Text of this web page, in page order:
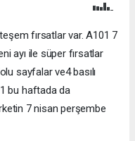
fırsatlar var. A101 7
ayı ile süper fırsatlar
sayfalar ve4 basılı
bu haftada da
7 nisan perşembe